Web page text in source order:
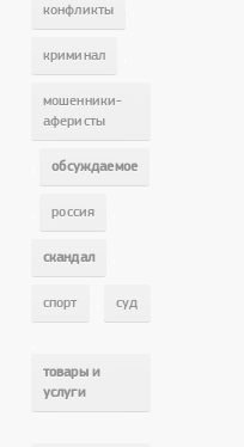
конфликты
криминал
мошенники-
аферисты
обсуждаемое
россия
скандал
спорт суд
товары и
услуги